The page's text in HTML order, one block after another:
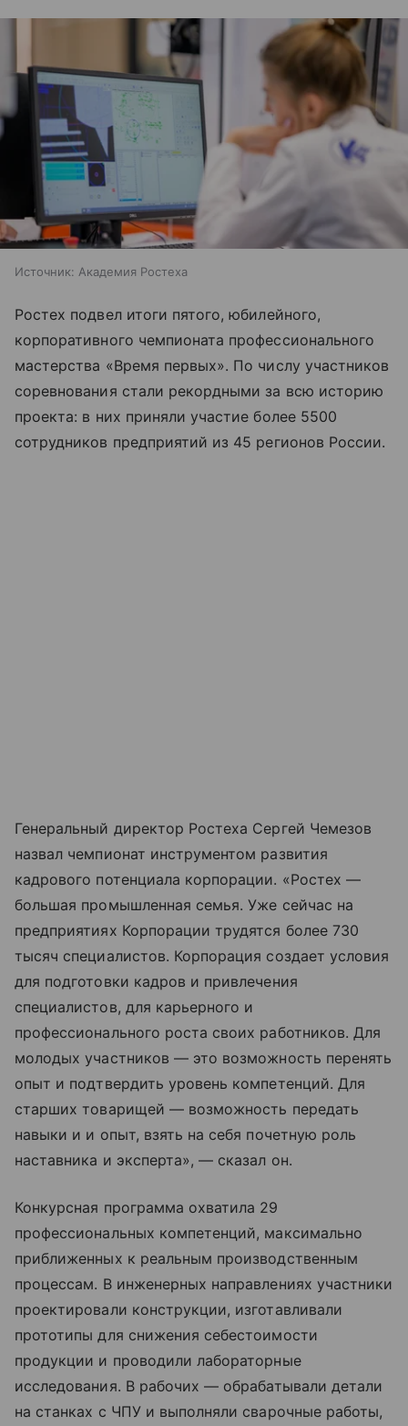
Источник: Академия Ростеха
Ростех подвел итоги пятого, юбилейного,
корпоративного чемпионата профессионального
мастерства «Время первых». По числу участников
соревнования стали рекордными за всю историю
проекта: в них приняли участие более 5500
сотрудников предприятий из 45 регионов России.
Генеральный директор Ростеха Сергей Чемезов
назвал чемпионат инструментом развития
кадрового потенциала корпорации. «Ростех —
большая промышленная семья. Уже сейчас на
предприятиях Корпорации трудятся более 730
тысяч специалистов. Корпорация создает условия
для подготовки кадров и привлечения
специалистов, для карьерного и
профессионального роста своих работников. Для
молодых участников — это возможность перенять
опыт и подтвердить уровень компетенций. Для
старших товарищей — возможность передать
навыки и и опыт, взять на себя почетную роль
наставника и эксперта», — сказал он.
Конкурсная программа охватила 29
профессиональных компетенций, максимально
приближенных к реальным производственным
процессам. В инженерных направлениях участники
проектировали конструкции, изготавливали
прототипы для снижения себестоимости
продукции и проводили лабораторные
исследования. В рабочих — обрабатывали детали
на станках с ЧПУ и выполняли сварочные работы,